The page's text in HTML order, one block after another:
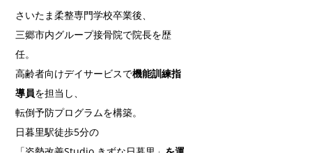
さいたま柔整専門学校卒業後、
三郷市内グループ接骨院で院長を歴
任。
高齢者向けデイサービスで機能訓練指
導員を担当し、
転倒予防プログラムを構築。
日暮里駅徒歩5分の